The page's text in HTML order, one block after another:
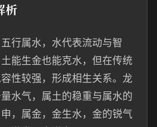
析
行属水，水代表流动与智
能生金也能克水，但在传统
性较强，形成相生关系。龙
水气，属土的稳重与属水的
，属金，金生水，金的锐气